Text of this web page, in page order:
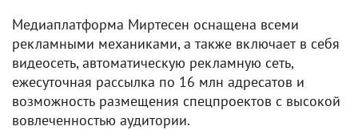
Медиаплатформа Миртесен оснащена всеми
рекламными механиками, а также включает в себя
видеосеть, автоматическую рекламную сеть,
ежесуточная рассылка по 16 млн адресатов и
возможность размещения спецпроектов с высокой
вовлеченностью аудитории.